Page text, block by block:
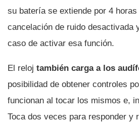
su batería se extiende por 4
cancelación de ruido desactivada
caso de activar esa función.
El reloj también carga a los
posibilidad de obtener controles
funcionan al tocar los mismos e,
Toca dos veces para responder y